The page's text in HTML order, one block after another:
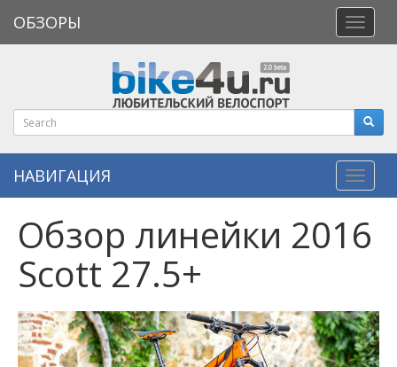
меню
ОБЗОРЫ
НАВИГАЦИЯ
Обзор линейки 2016
Scott 27.5+